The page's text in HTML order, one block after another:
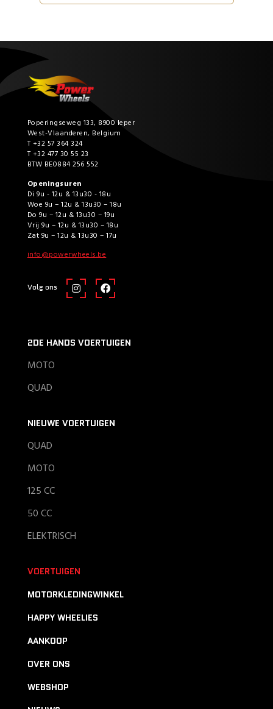
Poperingseweg 133, 8900 Ieper
West-Vlaanderen, Belgium
T +32 57 364 324
T +32 477 30 55 23
BTW BE0884 256 552
Openingsuren
Di 9u - 12u & 13u30 - 18u
Woe 9u – 12u & 13u30 – 18u
Do 9u – 12u & 13u30 – 19u
Vrij 9u – 12u & 13u30 – 18u
Zat 9u – 12u & 13u30 – 17u
info@powerwheels.be
Volg ons
2DE HANDS VOERTUIGEN
MOTO
QUAD
NIEUWE VOERTUIGEN
QUAD
MOTO
125 CC
50 CC
ELEKTRISCH
VOERTUIGEN
MOTORKLEDINGWINKEL
HAPPY WHEELIES
AANKOOP
OVER ONS
WEBSHOP